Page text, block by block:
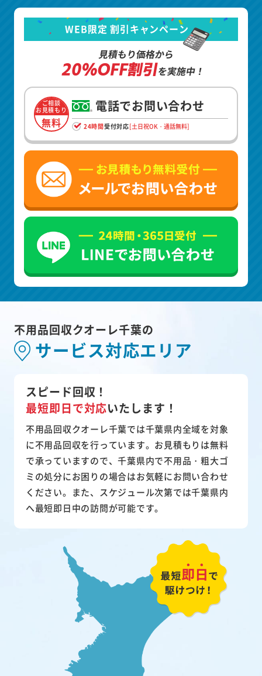
WEB限定 割引キャンペーン
見積もり価格から
20%OFF割引を実施中！
ご相談
お見積もり
無料
電話でお問い合わせ
24時間受付対応[土日祝OK・通話無料]
不用品回収クオーレ千葉の
サービス対応エリア
スピード回収！
最短即日で対応いたします！
不用品回収クオーレ千葉では千葉県内全域を対象
に不用品回収を行っています。お見積もりは無料
で承っていますので、千葉県内で不用品・粗大ゴ
ミの処分にお困りの場合はお気軽にお問い合わせ
ください。また、スケジュール次第では千葉県内
へ最短即日中の訪問が可能です。